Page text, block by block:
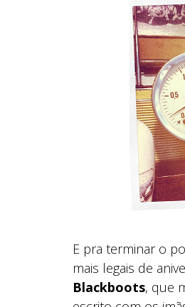
E pra terminar o
mais legais de
Blackboots, que